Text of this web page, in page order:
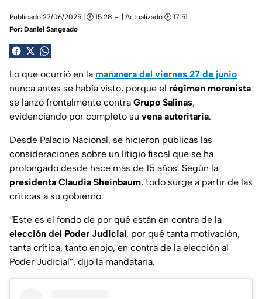
Publicado 27/06/2025 | 🕑 15:28
| Actualizado 🕑 17:51
Por: Daniel Sangeado
Lo que ocurrió en la mañanera del viernes 27 de junio
nunca antes se había visto, porque el régimen morenista
se lanzó frontalmente contra Grupo Salinas,
evidenciando por completo su vena autoritaria.
Desde Palacio Nacional, se hicieron públicas las
consideraciones sobre un litigio fiscal que se ha
prolongado desde hace más de 15 años. Según la
presidenta Claudia Sheinbaum, todo surge a partir de las
críticas a su gobierno.
“Este es el fondo de por qué están en contra de la
elección del Poder Judicial, por qué tanta motivación,
tanta crítica, tanto enojo, en contra de la elección al
Poder Judicial”, dijo la mandataria.